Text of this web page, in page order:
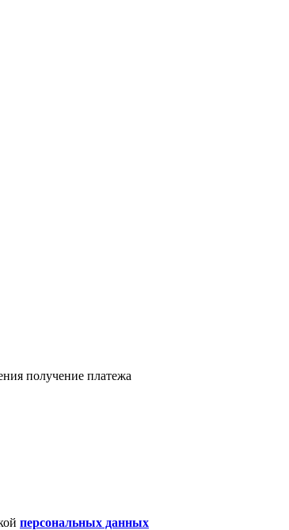
получение платежа
персональных данных